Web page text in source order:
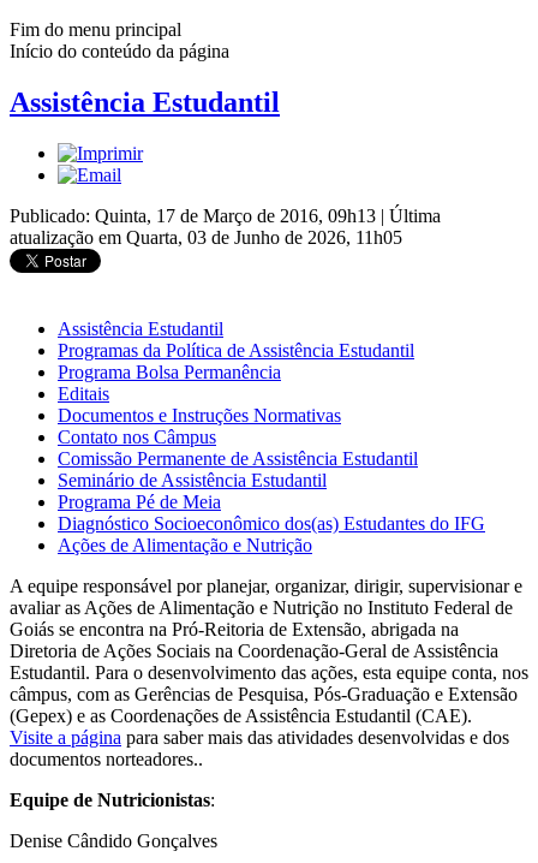
Fim do menu principal
Início do conteúdo da página
Assistência Estudantil
Publicado: Quinta, 17 de Março de 2016, 09h13 | Última
atualização em Quarta, 03 de Junho de 2026, 11h05
Assistência Estudantil
Programas da Política de Assistência Estudantil
Programa Bolsa Permanência
Editais
Documentos e Instruções Normativas
Contato nos Câmpus
Comissão Permanente de Assistência Estudantil
Seminário de Assistência Estudantil
Programa Pé de Meia
Diagnóstico Socioeconômico dos(as) Estudantes do IFG
Ações de Alimentação e Nutrição
A equipe responsável por planejar, organizar, dirigir, supervisionar e
avaliar as Ações de Alimentação e Nutrição no Instituto Federal de
Goiás se encontra na Pró-Reitoria de Extensão, abrigada na
Diretoria de Ações Sociais na Coordenação-Geral de Assistência
Estudantil. Para o desenvolvimento das ações, esta equipe conta, nos
câmpus, com as Gerências de Pesquisa, Pós-Graduação e Extensão
(Gepex) e as Coordenações de Assistência Estudantil (CAE).
Visite a página para saber mais das atividades desenvolvidas e dos
documentos norteadores..
Equipe de Nutricionistas:
Denise Cândido Gonçalves